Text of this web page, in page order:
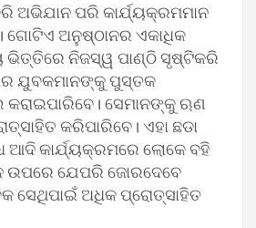
ଅଭିଯାନ ପରି କାର୍ଯ୍ୟକ୍ରମମାନ
ଗୋଟିଏ ଅନୁଷ୍ଠାନର ଏକାଧିକ
ଭିତ୍ତିରେ ନିଜସ୍ୱ ପାଣ୍ଠି ସୃଷ୍ଟିକରି
ଯୁବକମାନଙ୍କୁ ପୁସ୍ତକ
ସେମାନଙ୍କୁ ଋଣ
କରିପାରିବେ। ଏହା ଛଡା
ଆଦି କାର୍ଯ୍ୟକ୍ରମରେ ଲୋକେ ବହି
ଉପରେ ଯେପରି ଜୋରଦେବେ
ସେଥିପାଇଁ ଅଧିକ ପ୍ରୋତ୍ସାହିତ